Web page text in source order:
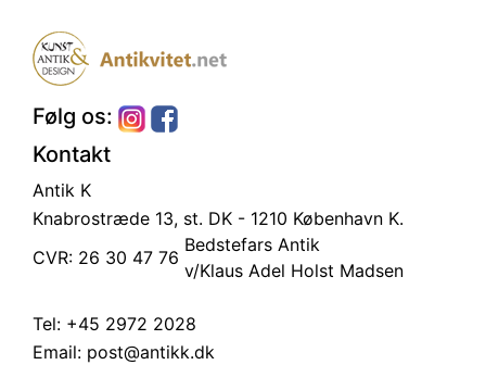
Følg os:
Kontakt
Antik K
Knabrostræde 13, st. DK - 1210 København K.
CVR: 26 30 47 76
Bedstefars Antik
v/Klaus Adel Holst Madsen
Tel: +45 2972 2028
Email: post@antikk.dk